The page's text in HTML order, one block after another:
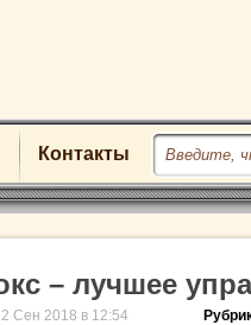
Контакты
– лучшее
Сен 2018 в 12:54